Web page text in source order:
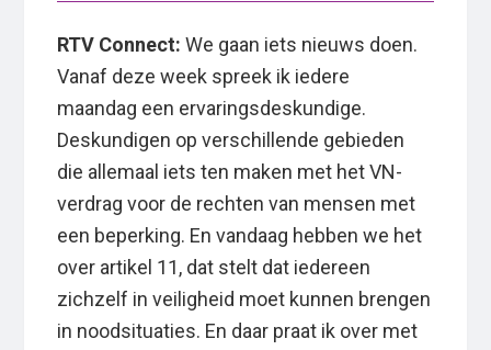
RTV Connect: We gaan iets nieuws doen.
Vanaf deze week spreek ik iedere
maandag een ervaringsdeskundige.
Deskundigen op verschillende gebieden
die allemaal iets ten maken met het VN-
verdrag voor de rechten van mensen met
een beperking. En vandaag hebben we het
over artikel 11, dat stelt dat iedereen
zichzelf in veiligheid moet kunnen brengen
in noodsituaties. En daar praat ik over met